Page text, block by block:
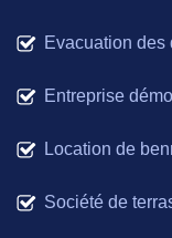
Evacuation des
Entreprise
Location de
Société de